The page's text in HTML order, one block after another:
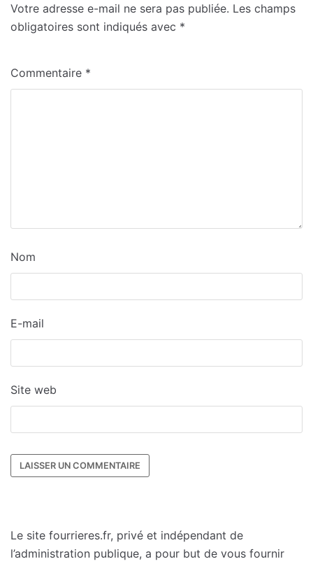
Votre adresse e-mail ne sera pas publiée. Les champs
obligatoires sont indiqués avec *
Commentaire *
Nom
E-mail
Site web
Le site fourrieres.fr, privé et indépendant de
l’administration publique, a pour but de vous fournir